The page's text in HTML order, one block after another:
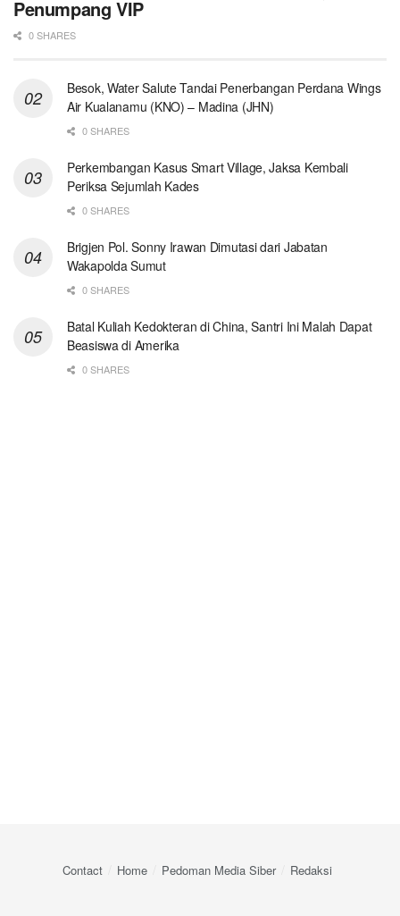
Penumpang VIP
0 SHARES
Besok, Water Salute Tandai Penerbangan Perdana Wings
Air Kualanamu (KNO) – Madina (JHN)
0 SHARES
Perkembangan Kasus Smart Village, Jaksa Kembali
Periksa Sejumlah Kades
0 SHARES
Brigjen Pol. Sonny Irawan Dimutasi dari Jabatan
Wakapolda Sumut
0 SHARES
Batal Kuliah Kedokteran di China, Santri Ini Malah Dapat
Beasiswa di Amerika
0 SHARES
Contact Home Pedoman Media Siber Redaksi